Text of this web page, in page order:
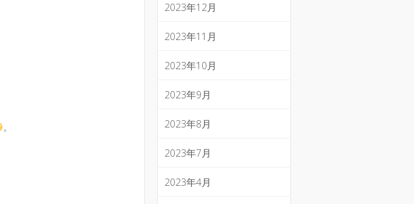
。
2023年12月
2023年11月
2023年10月
2023年9月
2023年8月
2023年7月
2023年4月